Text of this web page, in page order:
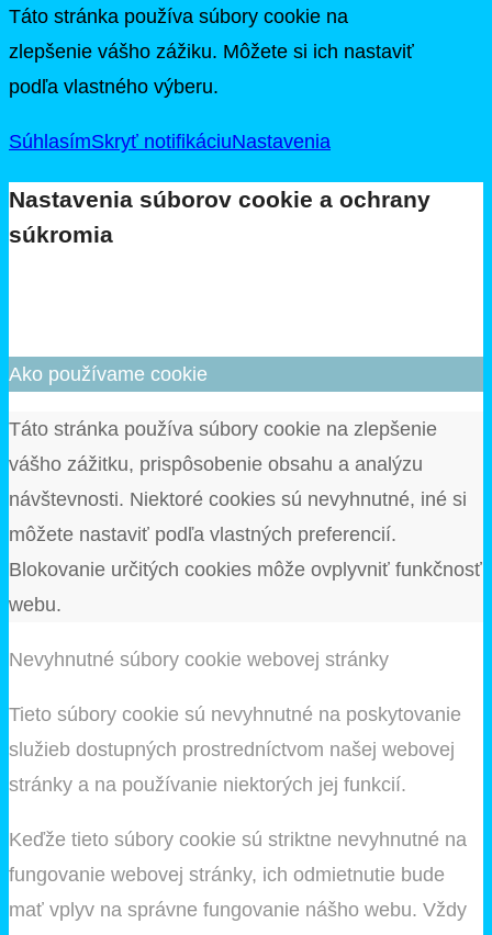
Táto stránka používa súbory cookie na
zlepšenie vášho zážiku. Môžete si ich nastaviť
podľa vlastného výberu.
SúhlasímSkryť notifikáciuNastavenia
Nastavenia súborov cookie a ochrany
súkromia
Ako používame cookie
Táto stránka používa súbory cookie na zlepšenie
vášho zážitku, prispôsobenie obsahu a analýzu
návštevnosti. Niektoré cookies sú nevyhnutné, iné si
môžete nastaviť podľa vlastných preferencií.
Blokovanie určitých cookies môže ovplyvniť funkčnosť
webu.
Nevyhnutné súbory cookie webovej stránky
Tieto súbory cookie sú nevyhnutné na poskytovanie
služieb dostupných prostredníctvom našej webovej
stránky a na používanie niektorých jej funkcií.
Keďže tieto súbory cookie sú striktne nevyhnutné na
fungovanie webovej stránky, ich odmietnutie bude
mať vplyv na správne fungovanie nášho webu. Vždy